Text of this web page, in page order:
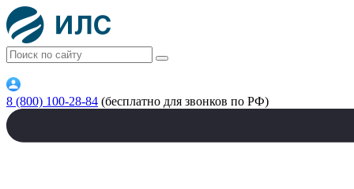
8 (800) 100-28-84 (бесплатно для звонков по РФ)